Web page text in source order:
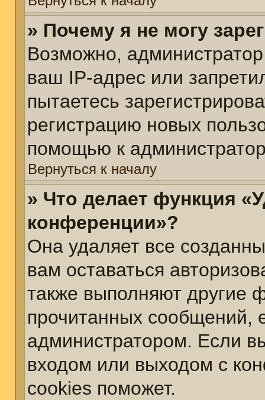
» Почему я не могу
Возможно,
ваш IP-адрес или
пытаетесь
регистрацию новых
помощью к
Вернуться к началу
» Что делает функция
конференции»?
Она удаляет все
вам оставаться
также выполняют другие
прочитанных сообщений,
администратором. Если
входом или выходом с
cookies поможет.